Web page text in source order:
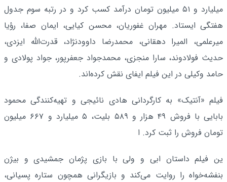
میلیارد و ۵۱ میلیون تومان درآمد کسب کرد و در رتبه سوم جدول
هفتگی ایستاد. مهران غفوریان، محسن کیایی، ایمان صفا، رؤیا
میرعلمی، المیرا دهقانی، محمدرضا داوودنژاد، قدرت‌الله ایزدی،
حدیث فولادوند، سارا منجزی، محمدجواد جعفرپور، جواد پولادی و
حامد وکیلی در این فیلم ایفای نقش کرده‌اند.
فیلم «آنتیک» به کارگردانی هادی نائیجی و تهیه‌کنندگی محمود
بابایی با فروش ۴۹ هزار و ۵۸۹ بلیت، ۵ میلیارد و ۶۶۷ میلیون
تومان فروش را ثبت کرد. ا
ین فیلم داستان ابی و ولی با بازی پژمان جمشیدی و بیژن
بنفشه‌خواه را روایت می‌کند و بازیگرانی همچون ستاره پسیانی،